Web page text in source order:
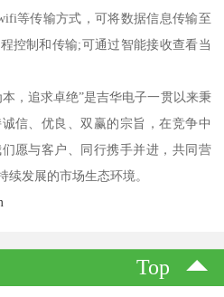
等传输方式，可将数据信息传输至
控制和传输;可通过智能接收查看当
，追求卓绝”是吉华电子一贯以来秉
信、优良、双赢的宗旨，在竞争中
愿与客户、同行携手并进，共同营
发展的市场生态环境。
Top